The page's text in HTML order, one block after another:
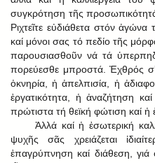
συγκρότηση τῆς
Ριχτεῖτε εὐδιάθετα στόν
καί μόνοι σας τό πεδίο τῆς
παρουσιασθοῦν νά τά
πορεύεσθε μπροστά. Ἐχθρός
ὀκνηρία, ἡ ἀπελπισία, ἡ
ἐργατικότητα, ἡ ἀναζήτηση
πρώτιστα τή θεϊκή φώτιση καί ἡ
Ἀλλά καί ἡ ἐσωτερική
ψυχῆς σᾶς χρειάζεται
ἐπαγρύπνηση καί διάθεση, γιά